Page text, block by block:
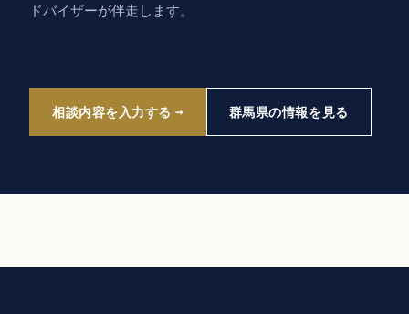
ドバイザーが伴走します。
相談内容を入力する 群馬県の情報を見る